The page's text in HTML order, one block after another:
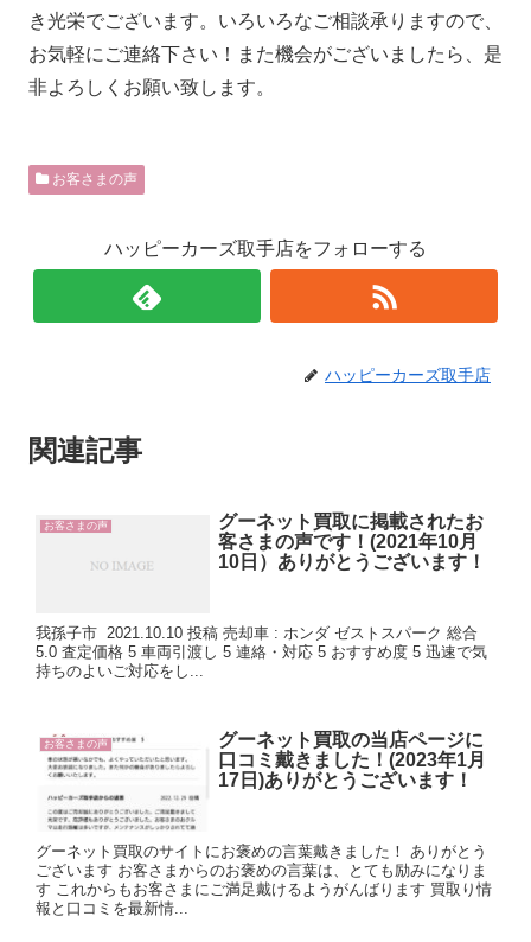
き光栄でございます。いろいろなご相談承りますので、
お気軽にご連絡下さい！また機会がございましたら、是
非よろしくお願い致します。
お客さまの声
ハッピーカーズ取手店をフォローする
ハッピーカーズ取手店
関連記事
お客さまの声
グーネット買取に掲載されたお
客さまの声です！(2021年10月
10日）ありがとうございます！
我孫子市 2021.10.10 投稿 売却車 : ホンダ ゼストスパーク 総合
5.0 査定価格 5 車両引渡し 5 連絡・対応 5 おすすめ度 5 迅速で気
持ちのよいご対応をし...
お客さまの声
グーネット買取の当店ページに
口コミ戴きました！(2023年1月
17日)ありがとうございます！
グーネット買取のサイトにお褒めの言葉戴きました！ ありがとう
ございます お客さまからのお褒めの言葉は、とても励みになりま
す これからもお客さまにご満足戴けるようがんばります 買取り情
報と口コミを最新情...